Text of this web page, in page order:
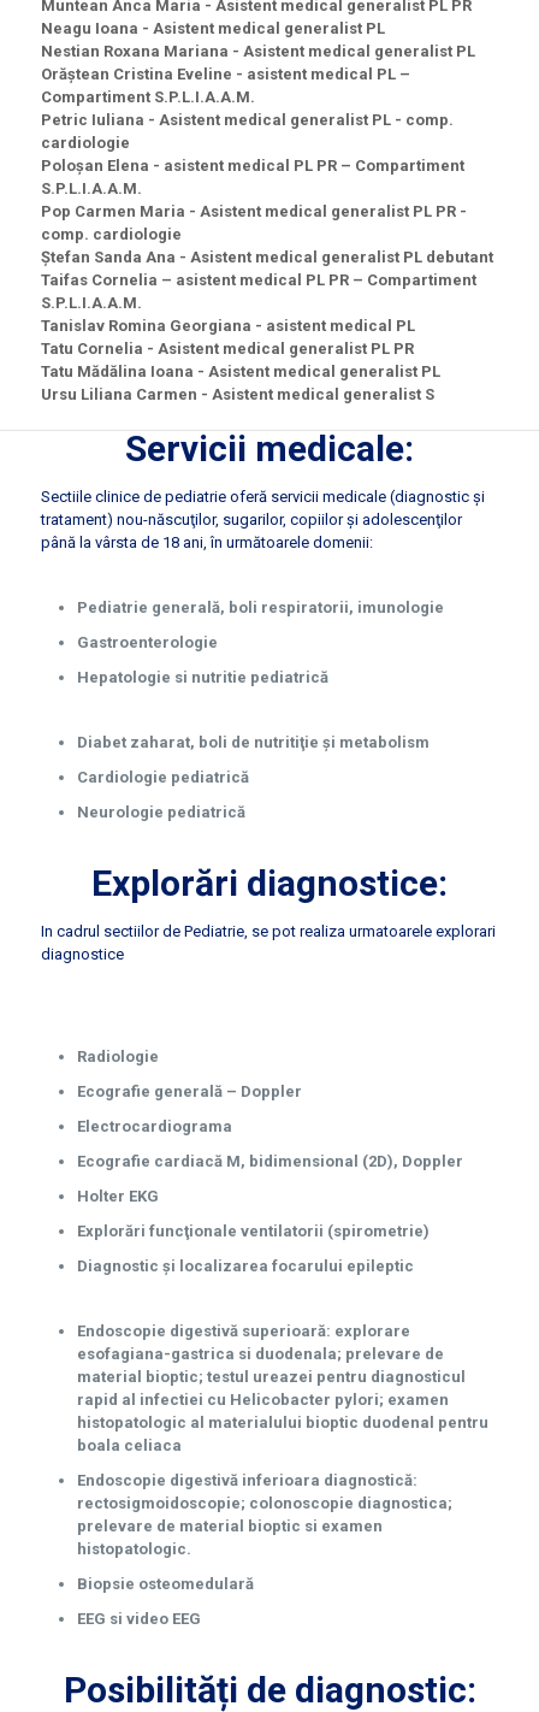
Muntean Anca Maria - Asistent medical generalist PL PR
Neagu Ioana - Asistent medical generalist PL
Nestian Roxana Mariana - Asistent medical generalist PL
Orăștean Cristina Eveline - asistent medical PL –
Compartiment S.P.L.I.A.A.M.
Petric Iuliana - Asistent medical generalist PL - comp.
cardiologie
Poloșan Elena - asistent medical PL PR – Compartiment
S.P.L.I.A.A.M.
Pop Carmen Maria - Asistent medical generalist PL PR -
comp. cardiologie
Ștefan Sanda Ana - Asistent medical generalist PL debutant
Taifas Cornelia – asistent medical PL PR – Compartiment
S.P.L.I.A.A.M.
Tanislav Romina Georgiana - asistent medical PL
Tatu Cornelia - Asistent medical generalist PL PR
Tatu Mădălina Ioana - Asistent medical generalist PL
Ursu Liliana Carmen - Asistent medical generalist S
Servicii medicale:
Sectiile clinice de pediatrie oferă servicii medicale (diagnostic şi
tratament) nou-născuţilor, sugarilor, copiilor şi adolescenţilor
până la vârsta de 18 ani, în următoarele domenii:
Pediatrie generală, boli respiratorii, imunologie
Gastroenterologie
Hepatologie si nutritie pediatrică
Diabet zaharat, boli de nutritiţie şi metabolism
Cardiologie pediatrică
Neurologie pediatrică
Explorări diagnostice:
In cadrul sectiilor de Pediatrie, se pot realiza urmatoarele explorari
diagnostice
Radiologie
Ecografie generală – Doppler
Electrocardiograma
Ecografie cardiacă M, bidimensional (2D), Doppler
Holter EKG
Explorări funcţionale ventilatorii (spirometrie)
Diagnostic și localizarea focarului epileptic
Endoscopie digestivă superioară: explorare
esofagiana-gastrica si duodenala; prelevare de
material bioptic; testul ureazei pentru diagnosticul
rapid al infectiei cu Helicobacter pylori; examen
histopatologic al materialului bioptic duodenal pentru
boala celiaca
Endoscopie digestivă inferioara diagnostică:
rectosigmoidoscopie; colonoscopie diagnostica;
prelevare de material bioptic si examen
histopatologic.
Biopsie osteomedulară
EEG si video EEG
Posibilități de diagnostic: